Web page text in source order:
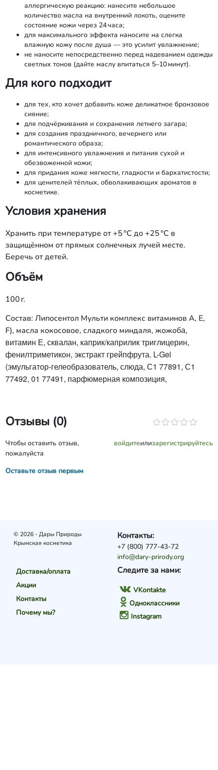
аллергическую реакцию: нанесите небольшое
количество масла на внутренний локоть, оцените
состояние кожи через 24 часа;
для максимального эффекта наносите на слегка
влажную кожу после душа — это усилит увлажнение;
не наносите непосредственно перед надеванием одежды
светлых тонов (дайте маслу впитаться 5–10 минут).
Для кого подходит
для тех, кто хочет добавить коже деликатное бронзовое
сияние;
для подчёркивания и сохранения летнего загара;
для создания праздничного, вечернего или
романтического образа;
для интенсивного увлажнения и питания сухой и
обезвоженной кожи;
для придания коже мягкости, гладкости и бархатистости;
для ценителей тёплых, обволакивающих ароматов в
косметике.
Условия хранения
Хранить при температуре от +5 °C до +25 °C в
защищённом от прямых солнечных лучей месте.
Беречь от детей.
Объём
100 г.
Состав: Липосентол Мульти комплекс витаминов А, Е,
F), масла кокосовое, сладкого миндаля, жожоба,
витамин Е, сквалан, каприк/каприлик триглицерин,
фенилтриметикон, экстракт грейпфрута. L-Gel
(эмульгатор-гелеобразователь, слюда, С1 77891, С1
77492, 01 77491, парфюмерная композиция,
Отзывы (0)
Чтобы оставить отзыв,
пожалуйста
войдитеилизарегистрируйтесь
Оставьте отзыв первым
© 2026 - Дары Природы
Крымская косметика
Доставка/оплата
Акции
Контакты
Почему мы?
Следите за нами:
VKontakte
Одноклассники
Instagram
Контакты:
+7 (800) 777-43-72
info@dary-prirody.org